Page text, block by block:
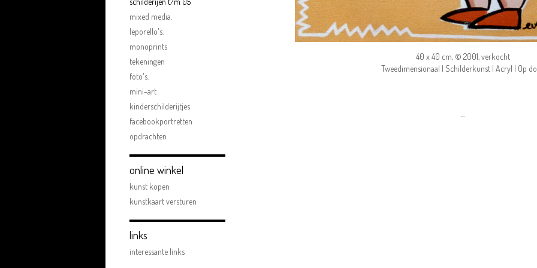
40 x 40 cm, © 2001, verkocht
Tweedimensionaal | Schilderkunst | Acryl | Op
...
mixed media.
leporello's.
monoprints
tekeningen
foto's.
mini-art
kinderschilderijtjes
facebookportretten
opdrachten
online winkel
kunst kopen
kunstkaart versturen
links
interessante links